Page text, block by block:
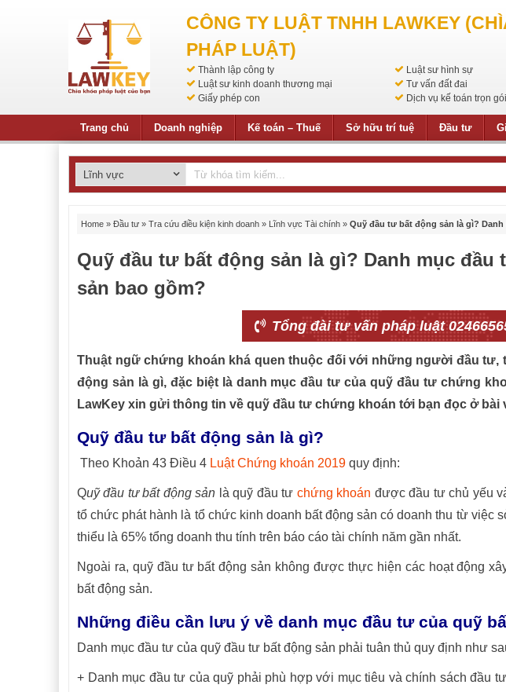
CÔNG TY LUẬT TNHH LAWKEY
PHÁP LUẬT)
Thành lập công ty
Luật sư hình sự
Luật sư kinh doanh thương mại
Tư vấn đất đai
Giấy phép con
Dịch vụ kế toán trọn gói
Trang chủ Doanh nghiệp Kế toán – Thuế Sở hữu trí tuệ Đầu tư
Home » Đầu tư » Tra cứu điều kiện kinh doanh » Lĩnh vực Tài chính » Quỹ đầu tư bất động sản là gì?
Quỹ đầu tư bất động sản là gì? Danh mục đầu
sản bao gồm?
Tổng đài tư vấn pháp luật
Thuật ngữ chứng khoán khá quen thuộc đối với những người đầu tư,
động sản là gì, đặc biệt là danh mục đầu tư của quỹ đầu tư chứng
LawKey xin gửi thông tin về quỹ đầu tư chứng khoán tới bạn đọc ở bài
Quỹ đầu tư bất động sản là gì?
Theo Khoản 43 Điều 4 Luật Chứng khoán 2019 quy định:
Quỹ đầu tư bất động sản là quỹ đầu tư chứng khoán được đầu tư chủ yếu
tổ chức phát hành là tổ chức kinh doanh bất động sản có doanh thu từ việc
thiểu là 65% tổng doanh thu tính trên báo cáo tài chính năm gần nhất.
Ngoài ra, quỹ đầu tư bất động sản không được thực hiện các hoạt động
bất động sản.
Những điều cần lưu ý về danh mục đầu tư của quỹ
Danh mục đầu tư của quỹ đầu tư bất động sản phải tuân thủ quy định như
+ Danh mục đầu tư của quỹ phải phù hợp với mục tiêu và chính sách đầu